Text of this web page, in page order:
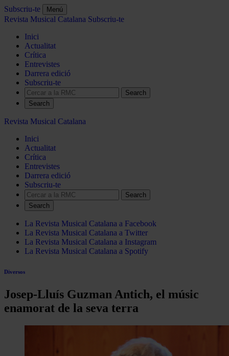
Subscriu-te Menú
Revista Musical Catalana Subscriu-te
Inici
Actualitat
Crítica
Entrevistes
Darrera edició
Subscriu-te
Search
Revista Musical Catalana
Inici
Actualitat
Crítica
Entrevistes
Darrera edició
Subscriu-te
Search
La Revista Musical Catalana a Facebook
La Revista Musical Catalana a Twitter
La Revista Musical Catalana a Instagram
La Revista Musical Catalana a Spotify
Diversos
Josep-Lluís Guzman Antich, el músic
enamorat de la seva terra